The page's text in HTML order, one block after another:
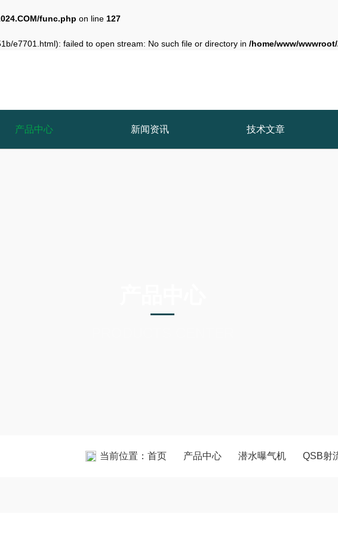
func.php on line 127
e7701.html): failed to open stream: No such file or directory in /home/www/
产品中心 新闻资讯 技术文章
当前位置： 首页 产品中心 潜水曝气机 QSB射